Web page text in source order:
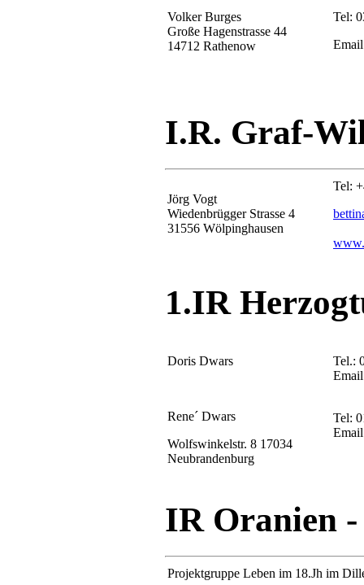
Volker Burges
Große Hagenstrasse 44
14712 Rathenow
Tel:
I.R. Graf-
Jörg Vogt
Wiedenbrügger Strasse 4
31556 Wölpinghausen
Tel:
1.IR
Doris Dwars
Rene´ Dwars
Wolfswinkelstr. 8 17034
Neubrandenburg
Tel.:
Tel:
IR Oranien
Projektgruppe Leben im 18.Jh im